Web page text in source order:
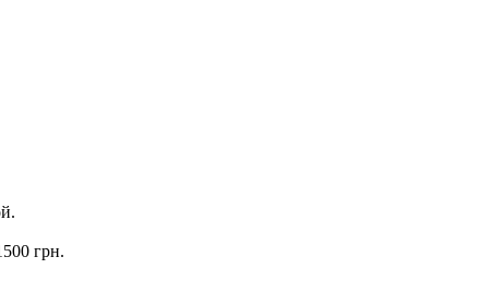
грн.